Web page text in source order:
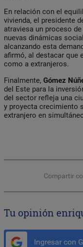
En relación con el
vivienda, el presidente
atraviesa un proceso
nuevas dinámicas
alcanzando esta
afirmó, al destacar que
como a extranjeros.
Finalmente, Gómez
del Este para la
del sector refleja una
y proyecta crecimiento
extranjero en
Compartir
Tu opinión
Ingresar con